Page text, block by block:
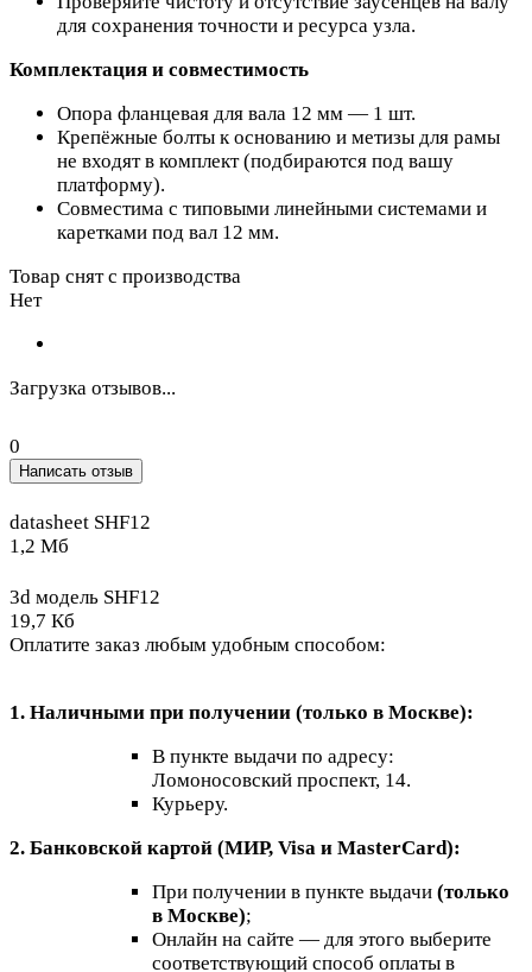
для сохранения точности и ресурса узла.
Комплектация и совместимость
Опора фланцевая для вала 12 мм — 1 шт.
Крепёжные болты к основанию и метизы для рамы
не входят в комплект (подбираются под вашу
платформу).
Совместима с типовыми линейными системами и
каретками под вал 12 мм.
Товар снят с производства
Нет
Загрузка отзывов...
0
Написать отзыв
datasheet SHF12
1,2 Мб
3d модель SHF12
19,7 Кб
Оплатите заказ любым удобным способом:
1. Наличными при получении (только в Москве):
В пункте выдачи по адресу:
Ломоносовский проспект, 14.
Курьеру.
2. Банковской картой (МИР, Visa и MasterCard):
При получении в пункте выдачи (только
в Москве);
Онлайн на сайте — для этого выберите
соответствующий способ оплаты в